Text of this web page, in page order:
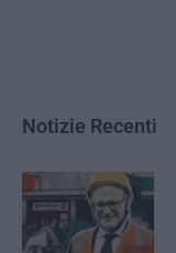
Notizie Recenti